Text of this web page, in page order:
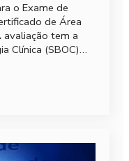
o Exame de
de Área
avaliação tem a
Clínica (SBOC)…